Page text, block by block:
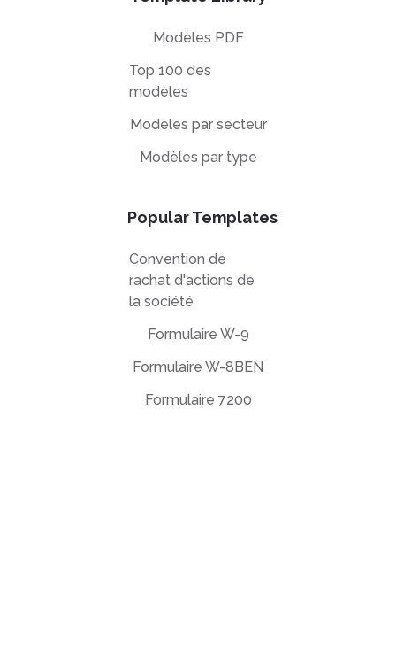
Modèles PDF
Top 100 des
modèles
Modèles par secteur
Modèles par type
Popular Templates
Convention de
rachat d'actions de
la société
Formulaire W-9
Formulaire W-8BEN
Formulaire 7200